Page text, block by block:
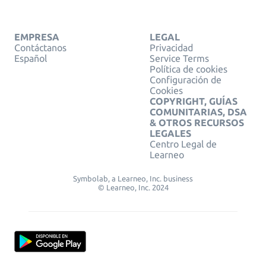
EMPRESA
Contáctanos
Español
LEGAL
Privacidad
Service Terms
Política de cookies
Configuración de
Cookies
COPYRIGHT, GUÍAS
COMUNITARIAS, DSA
& OTROS RECURSOS
LEGALES
Centro Legal de
Learneo
Symbolab, a Learneo, Inc. business
© Learneo, Inc. 2024